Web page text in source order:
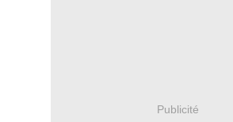
Publicité